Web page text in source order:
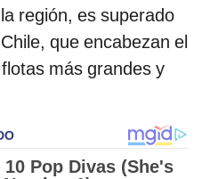
región, es superado
que encabezan el
más grandes y